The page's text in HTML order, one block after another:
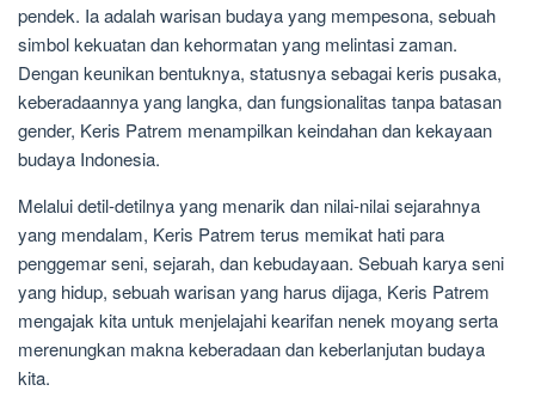
pendek. Ia adalah warisan budaya yang mempesona, sebuah
simbol kekuatan dan kehormatan yang melintasi zaman.
Dengan keunikan bentuknya, statusnya sebagai keris pusaka,
keberadaannya yang langka, dan fungsionalitas tanpa batasan
gender, Keris Patrem menampilkan keindahan dan kekayaan
budaya Indonesia.
Melalui detil-detilnya yang menarik dan nilai-nilai sejarahnya
yang mendalam, Keris Patrem terus memikat hati para
penggemar seni, sejarah, dan kebudayaan. Sebuah karya seni
yang hidup, sebuah warisan yang harus dijaga, Keris Patrem
mengajak kita untuk menjelajahi kearifan nenek moyang serta
merenungkan makna keberadaan dan keberlanjutan budaya
kita.